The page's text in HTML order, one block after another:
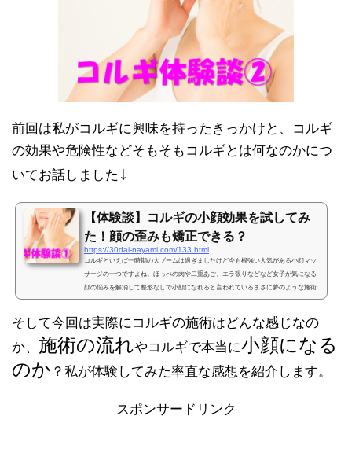
前回は私がコルギに興味を持ったきっかけと、コルギ
の効果や危険性などそもそもコルギとは何なのかにつ
いてお話しました ↓
【体験談】コルギの小顔効果を試してみ
た！顔の歪みも矯正できる？
https://30dai-nayami.com/133.html
コルギといえば一時期の大ブームは過ぎましたけど今も根強い人気がある小顔マッ
サージの一つですよね。ほっぺの肉や二重あご、エラ張りなどなど女子が気になる
顔の悩みを解消して整形なしで小顔になれると言われているまさに夢のような施術
です。が、コルギって一体どんなものなのかや、その施術の様子や効果の程がイマ
イチよくわからない・・・私も体験前はかなり調べました。そこで、私が実際にコ
ルギを体験した時の様子や小顔効果について感想を含めて私のコルギ体験談を紹介
します。顔の歪みの矯正でコルギをおすすめされるそもそ...
そして今回は実際にコルギの施術はどんな感じなの
か、 施術の流れやコルギで本当に小顔になる
のか ？私が体験してみた率直な感想を紹介します。
スポンサードリンク